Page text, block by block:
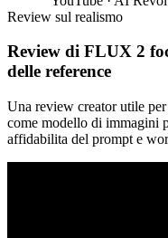
Review sul realismo
Review di FLUX 2
delle reference
Una review creator utile
come modello di immagini
affidabilita del prompt e